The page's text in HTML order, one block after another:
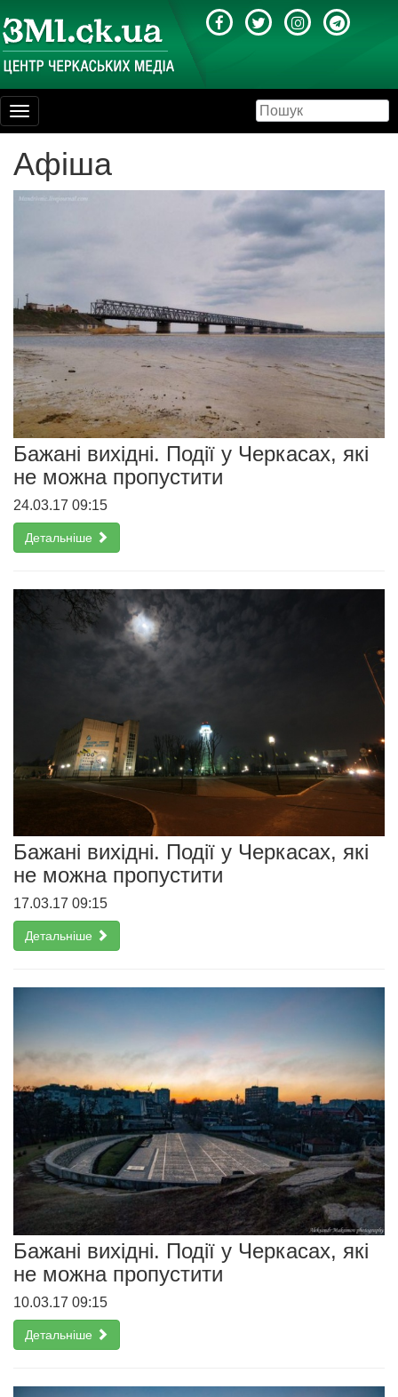
Toggle
navigation
Афіша
Бажані вихідні. Події у Черкасах, які
не можна пропустити
24.03.17 09:15
Детальніше
Бажані вихідні. Події у Черкасах, які
не можна пропустити
17.03.17 09:15
Детальніше
Бажані вихідні. Події у Черкасах, які
не можна пропустити
10.03.17 09:15
Детальніше